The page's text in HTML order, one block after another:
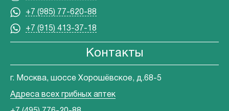
+7 (985) 77-620-88
+7 (915) 413-37-18
Контакты
г. Москва, шоссе Хорошёвское, д.68-5
Адреса всех грибных аптек